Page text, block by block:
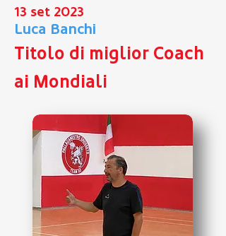
13 set 2023
Luca Banchi
Titolo di miglior Coach
ai Mondiali